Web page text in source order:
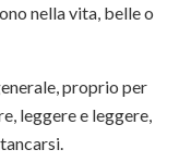
nella vita, belle o
proprio per
leggere e leggere,